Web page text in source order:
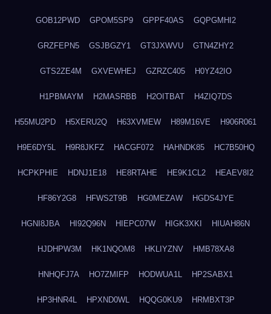
GOB12PWD GPOM5SP9 GPPF40AS GQPGMHI2
GRZFEPN5 GSJBGZY1 GT3JXWVU GTN4ZHY2
GTS2ZE4M GXVEWHEJ GZRZC405 H0YZ42IO
H1PBMAYM H2MASRBB H2OITBAT H4ZIQ7DS
H55MU2PD H5XERU2Q H63XVMEW H89M16VE H906R061
H9E6DY5L H9R8JKFZ HACGF072 HAHNDK85 HC7B50HQ
HCPKPHIE HDNJ1E18 HE8RTAHE HE9K1CL2 HEAEV8I2
HF86Y2G8 HFWS2T9B HG0MEZAW HGDS4JYE
HGNI8JBA HI92Q96N HIEPC07W HIGK3XKI HIUAH86N
HJDHPW3M HK1NQOM8 HKLIYZNV HMB78XA8
HNHQFJ7A HO7ZMIFP HODWUA1L HP2SABX1
HP3HNR4L HPXND0WL HQQG0KU9 HRMBXT3P